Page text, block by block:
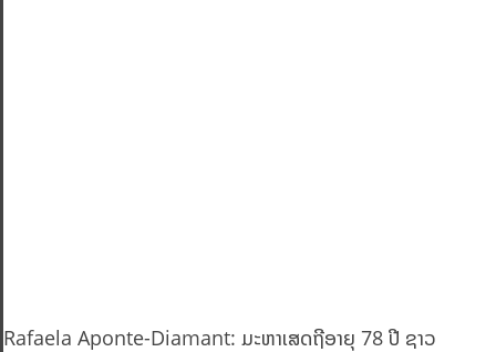
Rafaela Aponte-Diamant: ມະຫາເສດຖີອາຍຸ 78 ປີ ຊາວ